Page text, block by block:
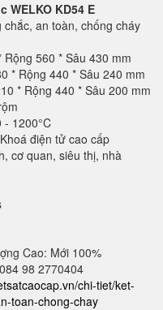
WELKO KD54 E
an toàn, chống cháy
560 * Sâu 430 mm
* Rộng 440 * Sâu 240 mm
* Rộng 440 * Sâu 200 mm
- 1200°C
điện tử cao cấp
cơ quan, siêu thị, nhà
Cao: Mới 100%
98 2770404
chi-tiet/ket-
toan-chong-chay